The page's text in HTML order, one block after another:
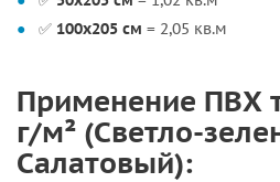
✅ 100х205 см = 2,05 кв.м
Применение ПВХ
г/м² (Светло-
Салатовый):